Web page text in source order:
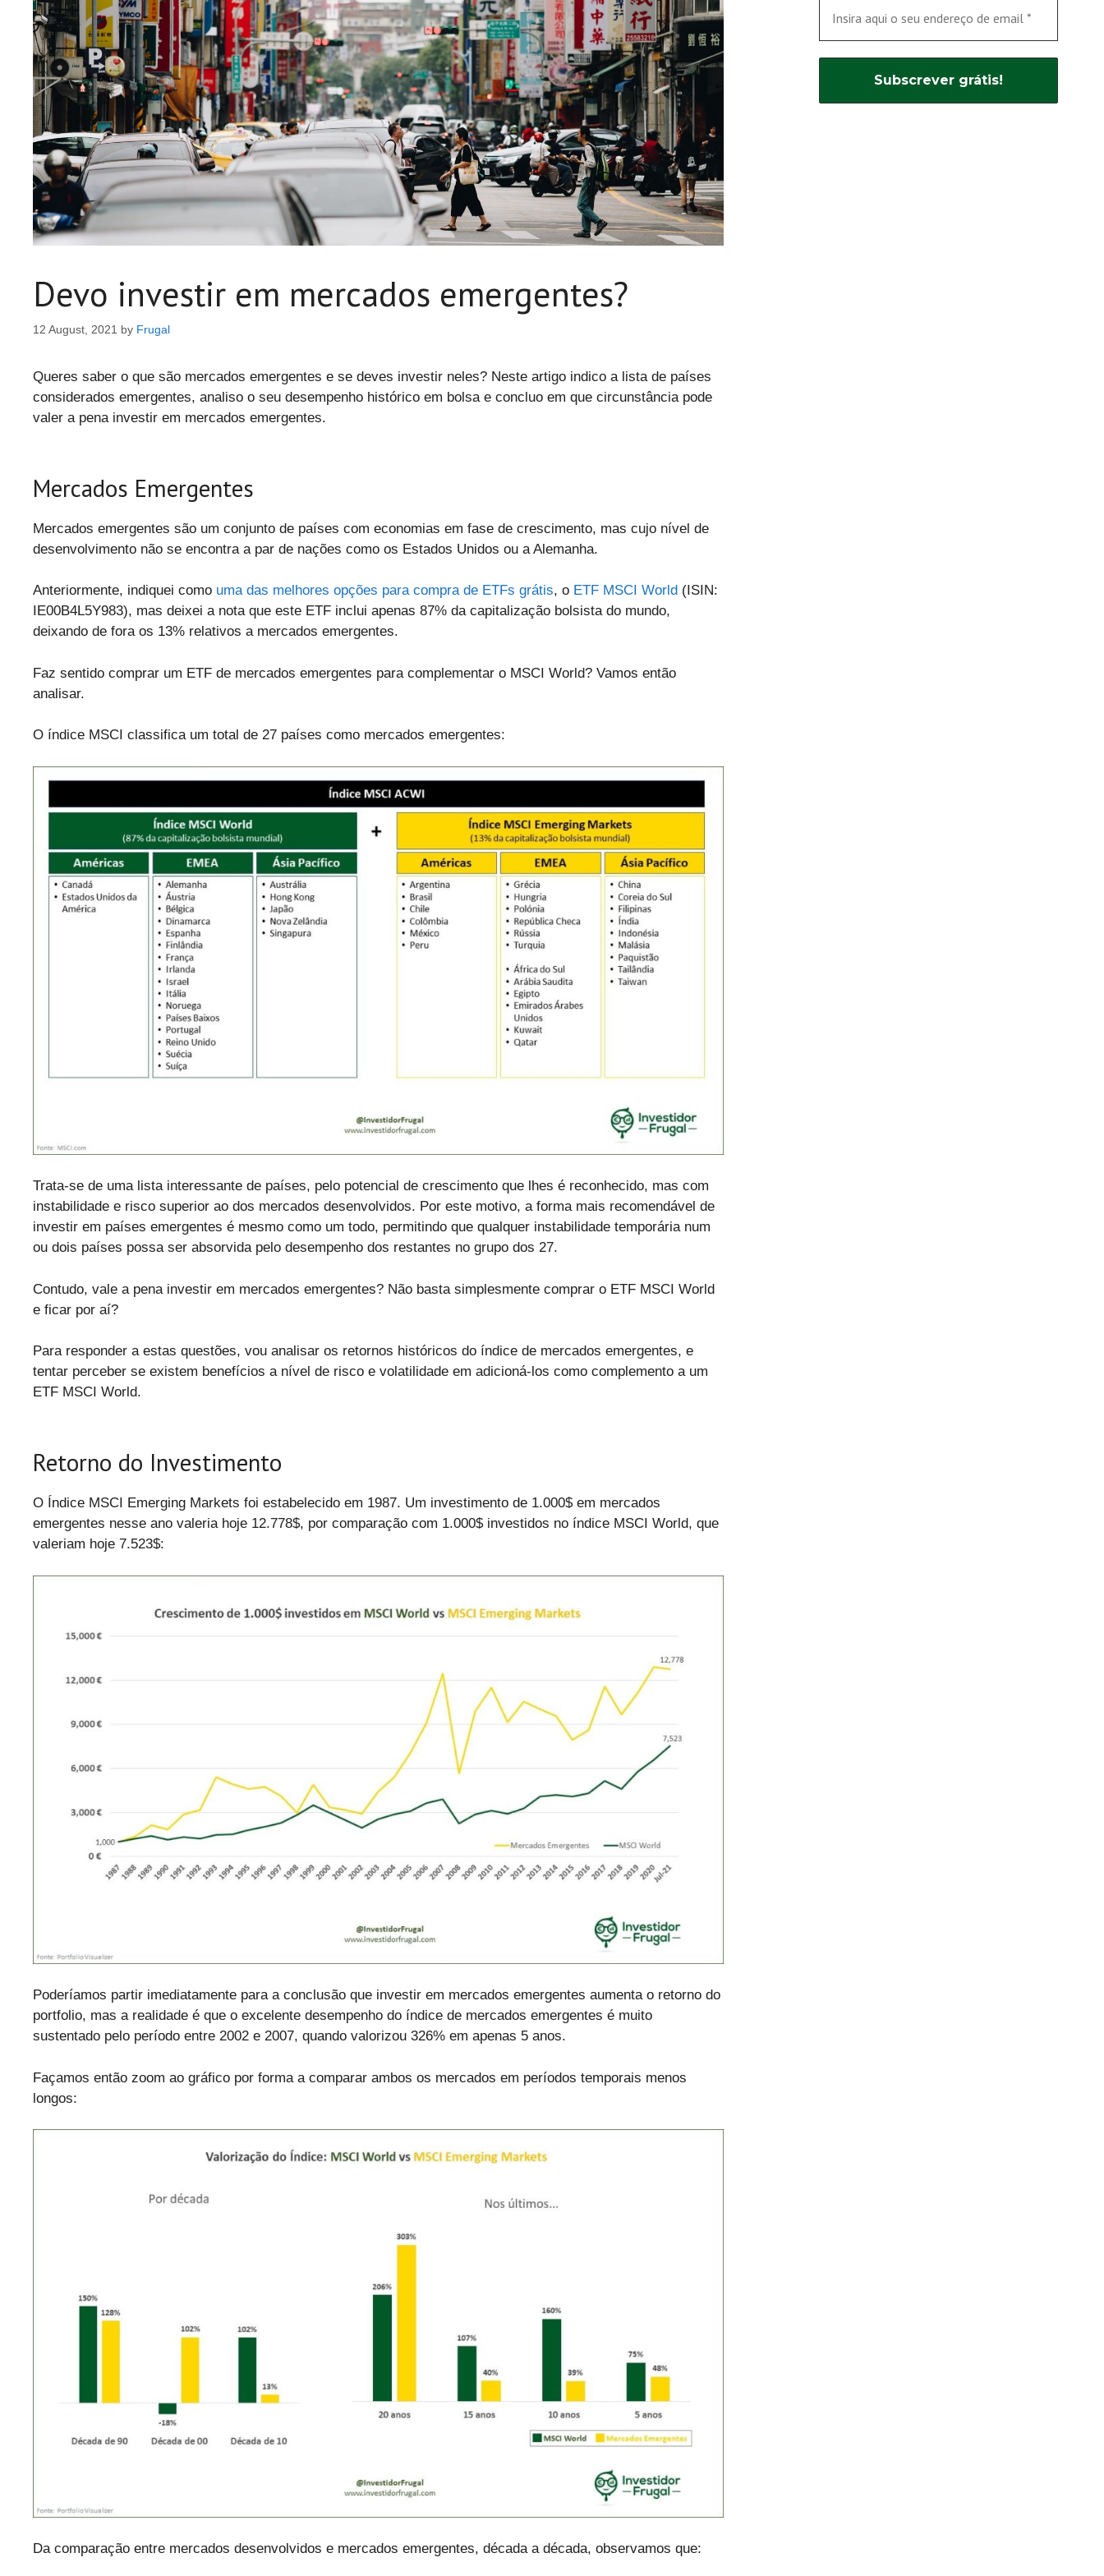
Devo investir em mercados emergentes?
12 August, 2021 by Frugal
Queres saber o que são mercados emergentes e se deves investir neles? Neste artigo indico a lista de países
considerados emergentes, analiso o seu desempenho histórico em bolsa e concluo em que circunstância pode
valer a pena investir em mercados emergentes.
Mercados Emergentes
Mercados emergentes são um conjunto de países com economias em fase de crescimento, mas cujo nível de
desenvolvimento não se encontra a par de nações como os Estados Unidos ou a Alemanha.
Anteriormente, indiquei como uma das melhores opções para compra de ETFs grátis, o ETF MSCI World (ISIN:
IE00B4L5Y983), mas deixei a nota que este ETF inclui apenas 87% da capitalização bolsista do mundo,
deixando de fora os 13% relativos a mercados emergentes.
Faz sentido comprar um ETF de mercados emergentes para complementar o MSCI World? Vamos então
analisar.
O índice MSCI classifica um total de 27 países como mercados emergentes:
Trata-se de uma lista interessante de países, pelo potencial de crescimento que lhes é reconhecido, mas com
instabilidade e risco superior ao dos mercados desenvolvidos. Por este motivo, a forma mais recomendável de
investir em países emergentes é mesmo como um todo, permitindo que qualquer instabilidade temporária num
ou dois países possa ser absorvida pelo desempenho dos restantes no grupo dos 27.
Contudo, vale a pena investir em mercados emergentes? Não basta simplesmente comprar o ETF MSCI World
e ficar por aí?
Para responder a estas questões, vou analisar os retornos históricos do índice de mercados emergentes, e
tentar perceber se existem benefícios a nível de risco e volatilidade em adicioná-los como complemento a um
ETF MSCI World.
Retorno do Investimento
O Índice MSCI Emerging Markets foi estabelecido em 1987. Um investimento de 1.000$ em mercados
emergentes nesse ano valeria hoje 12.778$, por comparação com 1.000$ investidos no índice MSCI World, que
valeriam hoje 7.523$:
Poderíamos partir imediatamente para a conclusão que investir em mercados emergentes aumenta o retorno do
portfolio, mas a realidade é que o excelente desempenho do índice de mercados emergentes é muito
sustentado pelo período entre 2002 e 2007, quando valorizou 326% em apenas 5 anos.
Façamos então zoom ao gráfico por forma a comparar ambos os mercados em períodos temporais menos
longos:
Da comparação entre mercados desenvolvidos e mercados emergentes, década a década, observamos que: